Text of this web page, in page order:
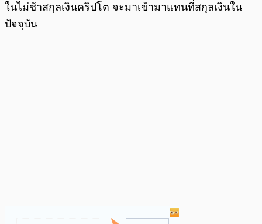
ในไม่ช้าสกุลเงินคริปโต จะมาเข้ามาแทนที่สกุลเงินใน
ปัจจุบัน